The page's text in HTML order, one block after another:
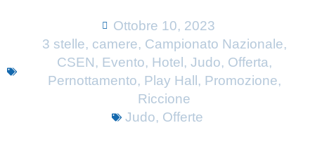
Ottobre 10, 2023
3 stelle, camere, Campionato Nazionale,
CSEN, Evento, Hotel, Judo, Offerta,
Pernottamento, Play Hall, Promozione,
Riccione
Judo, Offerte